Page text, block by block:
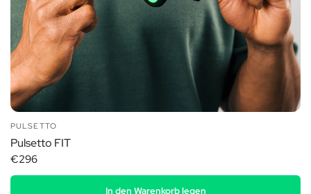
PULSETTO
Pulsetto FIT
€296
In den Warenkorb legen